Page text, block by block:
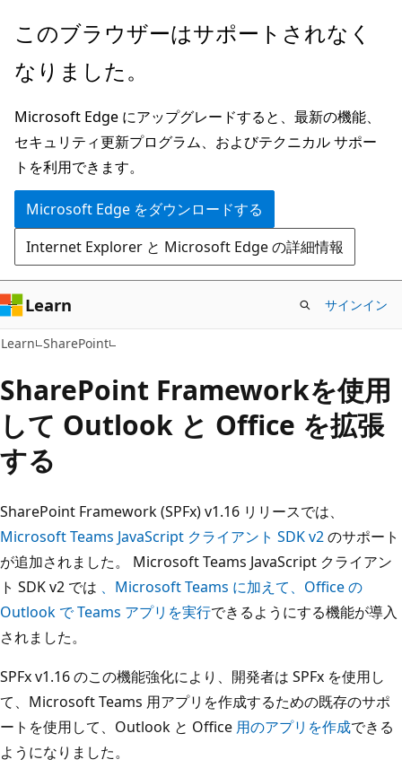
メ
ン
ン
テ
ン
ツ
に
ス
キ
ッ
プ
このブラウザーはサポートされなく
なりました。
Microsoft Edge にアップグレードすると、最新の機能、
セキュリティ更新プログラム、およびテクニカル サポー
トを利用できます。
Microsoft Edge をダウンロードする
Internet Explorer と Microsoft Edge の詳細情報
Learn サインイン
Learn SharePoint
SharePoint Frameworkを使用
して Outlook と Office を拡張
する
SharePoint Framework (SPFx) v1.16 リリースでは、
Microsoft Teams JavaScript クライアント SDK v2のサポート
が追加されました。 Microsoft Teams JavaScript クライアン
ト SDK v2 では 、Microsoft Teams に加えて、Office の
Outlook で Teams アプリを実行できるようにする機能が導入
されました。
SPFx v1.16 のこの機能強化により、開発者は SPFx を使用し
て、Microsoft Teams 用アプリを作成するための既存のサポ
ートを使用して、Outlook と Office 用のアプリを作成できる
ようになりました。